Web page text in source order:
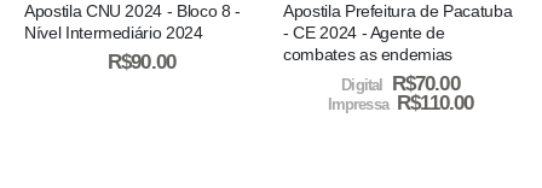
Apostila CNU 2024 - Bloco 8 -
Nível Intermediário 2024
R$90.00
Apostila Prefeitura de Pacatuba
- CE 2024 - Agente de
combates as endemias
Digital R$70.00
Impressa R$110.00